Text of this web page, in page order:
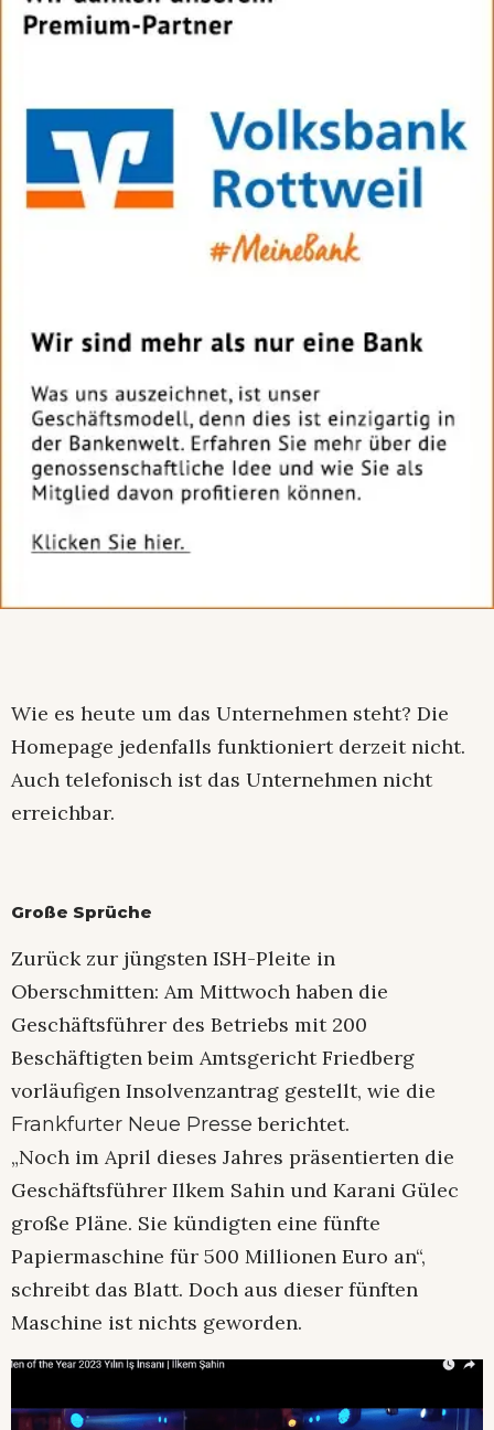
Wie es heute um das Unternehmen steht? Die
Homepage jedenfalls funktioniert derzeit nicht.
Auch telefonisch ist das Unternehmen nicht
erreichbar.
Große Sprüche
Zurück zur jüngsten ISH-Pleite in
Oberschmitten: Am Mittwoch haben die
Geschäftsführer des Betriebs mit 200
Beschäftigten beim Amtsgericht Friedberg
vorläufigen Insolvenzantrag gestellt, wie die
Frankfurter Neue Presse berichtet.
„Noch im April dieses Jahres präsentierten die
Geschäftsführer Ilkem Sahin und Karani Gülec
große Pläne. Sie kündigten eine fünfte
Papiermaschine für 500 Millionen Euro an“,
schreibt das Blatt. Doch aus dieser fünften
Maschine ist nichts geworden.